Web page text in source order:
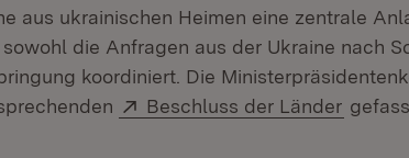
aus ukrainischen Heimen eine zentrale
die Anfragen aus der Ukraine nach
koordiniert. Die
Extern:
Beschluss der Länder